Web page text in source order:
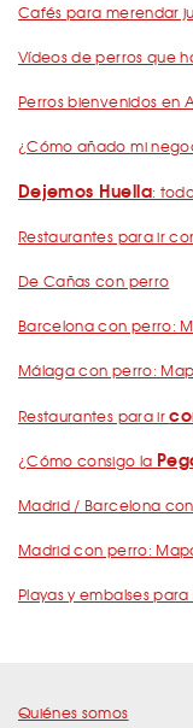
Cafés para merendar
Vídeos de perros que
Perros bienvenidos en
¿Cómo añado mi
Dejemos Huella:
Restaurantes para ir
De Cañas con perro
Barcelona con perro:
Málaga con perro:
Restaurantes para ir
¿Cómo consigo la
Madrid / Barcelona
Madrid con perro:
Playas y embalses
Quiénes somos